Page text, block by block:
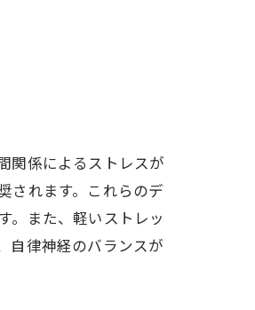
関係によるストレスが
されます。これらのデ
。また、軽いストレッ
自律神経のバランスが